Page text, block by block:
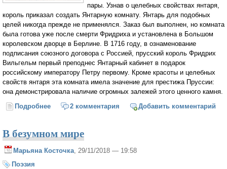
пары. Узнав о целебных свойствах янтаря,
король приказал создать Янтарную комнату. Янтарь для подобных
целей никогда прежде не применялся. Заказ был выполнен, но комната
была готова уже после смерти Фридриха и установлена в Большом
королевском дворце в Берлине. В 1716 году, в ознаменование
подписания союзного договора с Россией, прусский король Фридрих
Вильгельм первый преподнес Янтарный кабинет в подарок
российскому императору Петру первому. Кроме красоты и целебных
свойств янтаря эта комната имела значение для престижа Пруссии:
она демонстрировала наличие огромных залежей этого ценного камня.
Подробнее о Янтарная комната и Мамонтовый зал
2 комментария Добавить комментарий
В безумном мире
Марьяна Косточка, 29/11/2018 — 19:58
Поэзия